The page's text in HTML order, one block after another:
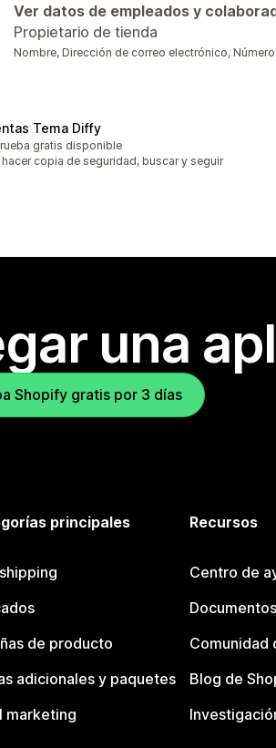
Ver datos de empleados y
Propietario de tienda
Nombre, Dirección de correo electrónico,
Tema Diffy
totalgratis disponible
hacer copia de seguridad, buscar y seguir
una
Shopify gratis por 3 días
principales
de producto
adicionales y paquetes
marketing
Recursos
Centro de
Comunidad
Blog de